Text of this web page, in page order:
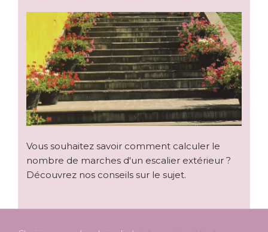
Vous souhaitez savoir comment calculer le
nombre de marches d'un escalier extérieur ?
Découvrez nos conseils sur le sujet.